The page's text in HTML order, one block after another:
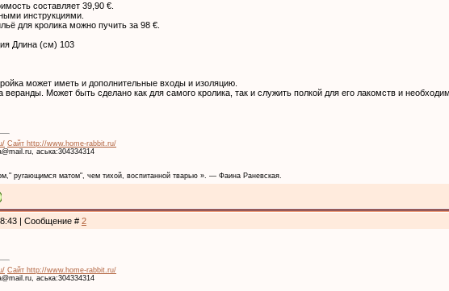
составляет 39,90 €.
инструкциями.
для кролика можно пучить за 98 €.
Длина (см) 103
может иметь и дополнительные входы и изоляцию.
веранды. Может быть сделано как для самого кролика, так и служить полкой для его лакомств и
Сайт http://www.home-rabbit.ru/
аська:304334314
ругающимся матом", чем тихой, воспитанной тварью ». — Фаина Раневская.
| Сообщение # 2
Сайт http://www.home-rabbit.ru/
аська:304334314